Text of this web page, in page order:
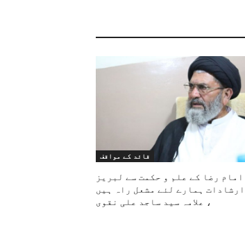
قائد کے مواقف
امام رضا کے علم و حکمت سے لبریز
ارشادات ہمارے لئے مشعل راہ ہیں
، علامہ سید ساجد علی نقوی